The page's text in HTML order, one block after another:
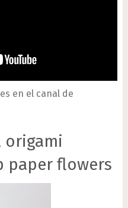
en el canal de
origami
paper flowers